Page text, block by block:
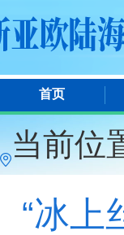
首页
当前位
“冰上